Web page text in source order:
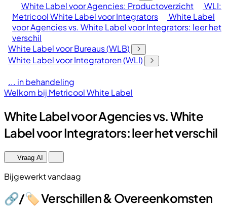
White Label voor Agencies: Productoverzicht
WLI:
Metricool White Label voor Integrators
White Label
voor Agencies vs. White Label voor Integrators: leer het
verschil
White Label voor Bureaus (WLB)
White Label voor Integratoren (WLI)
... in behandeling
Welkom bij Metricool White Label
White Label voor Agencies vs. White
Label voor Integrators: leer het verschil
Vraag AI
Bijgewerkt vandaag
🔗​/🏷️ Verschillen & Overeenkomsten